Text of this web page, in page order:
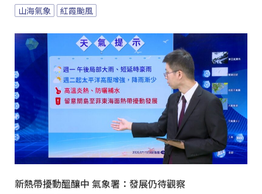
山海氣象 紅霞颱風
新熱帶擾動醞釀中 氣象署：發展仍待觀察